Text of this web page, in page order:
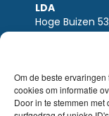
Om de beste
cookies om informatie
Door in te stemmen
LDA
Hoge Buizen
1980 EPPEGEM
Tel +32 (0)2-
LDA@LDA.be
BTW:
IBAN: KBC /